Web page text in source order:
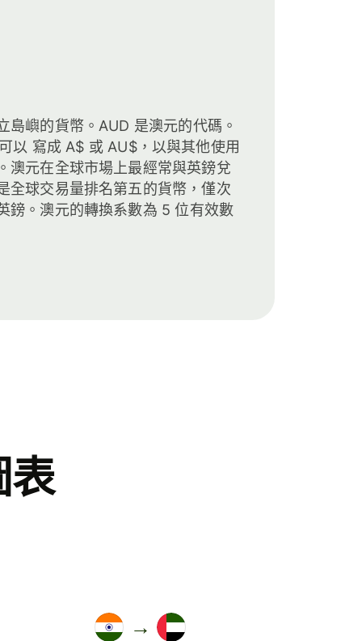
島嶼的貨幣。AUD 是澳元的代碼。
以 寫成 A$ 或 AU$，以與其他使用
澳元在全球市場上最經常與英鎊兌
全球交易量排名第五的貨幣，僅次
鎊。澳元的轉換系數為 5 位有效數
表
→